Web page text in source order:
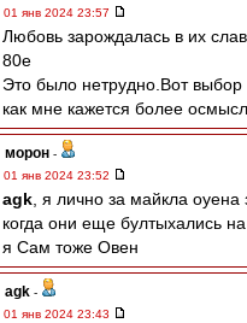
01 янв 2024 23:57
Любовь зарождалась в их
80е
Это было нетрудно.Вот
как мне кажется более
морон -
01 янв 2024 23:52
agk , я лично за майкла оуена
когда они еще бултыхались
я Сам тоже Овен
agk -
01 янв 2024 23:43